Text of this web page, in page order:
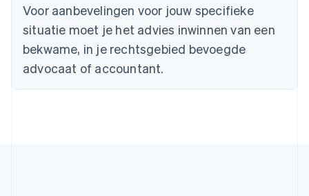
Voor aanbevelingen voor jouw specifieke
situatie moet je het advies inwinnen van een
bekwame, in je rechtsgebied bevoegde
advocaat of accountant.
Denemarken
Duitsland
DeutschEnglish
Estland
English
Finland